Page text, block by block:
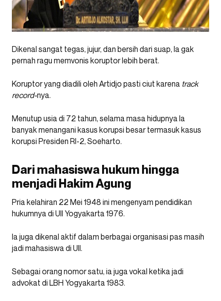
Dikenal sangat tegas, jujur, dan bersih dari suap, Ia gak
pernah ragu memvonis koruptor lebih berat.
Koruptor yang diadili oleh Artidjo pasti ciut karena track
record-nya.
Menutup usia di 72 tahun, selama masa hidupnya Ia
banyak menangani kasus korupsi besar termasuk kasus
korupsi Presiden RI-2, Soeharto.
Dari mahasiswa hukum hingga
menjadi Hakim Agung
Pria kelahiran 22 Mei 1948 ini mengenyam pendidikan
hukumnya di UII Yogyakarta 1976.
Ia juga dikenal aktif dalam berbagai organisasi pas masih
jadi mahasiswa di UII.
Sebagai orang nomor satu, ia juga vokal ketika jadi
advokat di LBH Yogyakarta 1983.